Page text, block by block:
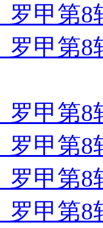
罗甲第
罗甲第
罗甲第
罗甲第
罗甲第
罗甲第